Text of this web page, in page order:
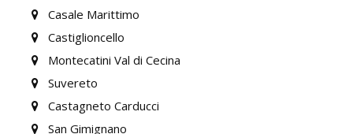
Casale Marittimo
Castiglioncello
Montecatini Val di Cecina
Suvereto
Castagneto Carducci
San Gimignano